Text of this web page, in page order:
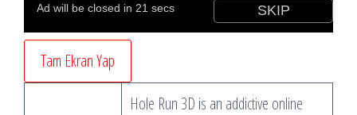
Tam Ekran Yap
Hole Run 3D is an addictive online